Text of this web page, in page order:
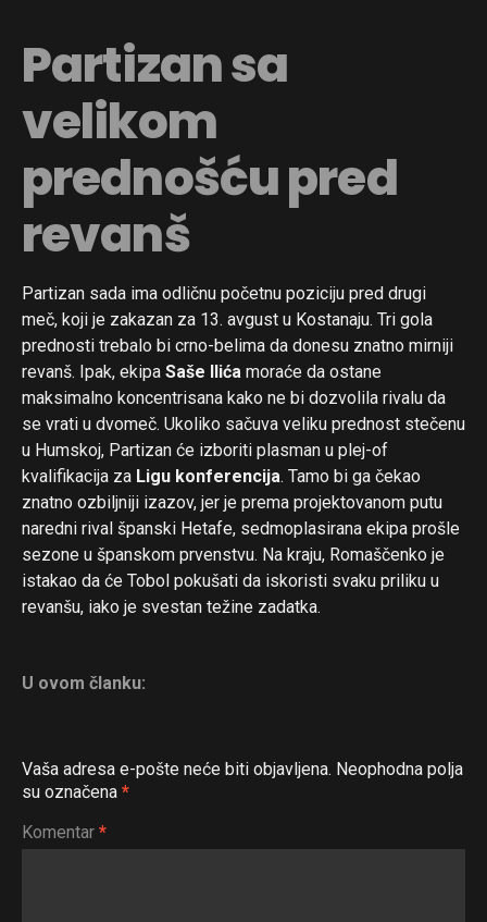
Partizan sa
velikom
prednošću pred
revanš
Partizan sada ima odličnu početnu poziciju pred drugi
meč, koji je zakazan za 13. avgust u Kostanaju. Tri gola
prednosti trebalo bi crno-belima da donesu znatno mirniji
revanš. Ipak, ekipa Saše Ilića moraće da ostane
maksimalno koncentrisana kako ne bi dozvolila rivalu da
se vrati u dvomeč. Ukoliko sačuva veliku prednost stečenu
u Humskoj, Partizan će izboriti plasman u plej-of
kvalifikacija za Ligu konferencija. Tamo bi ga čekao
znatno ozbiljniji izazov, jer je prema projektovanom putu
naredni rival španski Hetafe, sedmoplasirana ekipa prošle
sezone u španskom prvenstvu. Na kraju, Romaščenko je
istakao da će Tobol pokušati da iskoristi svaku priliku u
revanšu, iako je svestan težine zadatka.
U ovom članku:
Vaša adresa e-pošte neće biti objavljena. Neophodna polja
su označena *
Komentar *